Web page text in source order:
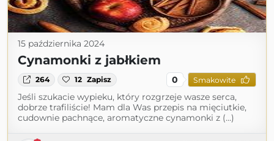
15 października 2024
Cynamonki z jabłkiem
264 12 Zapisz 0 Smakowite
Jeśli szukacie wypieku, który rozgrzeje wasze serca,
dobrze trafiliście! Mam dla Was przepis na mięciutkie,
cudownie pachnące, aromatyczne cynamonki z (...)